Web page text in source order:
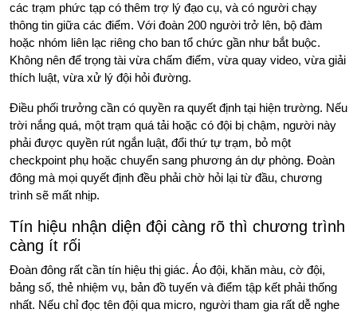
các trạm phức tạp có thêm trợ lý đạo cụ, và có người chạy
thông tin giữa các điểm. Với đoàn 200 người trở lên, bộ đàm
hoặc nhóm liên lạc riêng cho ban tổ chức gần như bắt buộc.
Không nên để trọng tài vừa chấm điểm, vừa quay video, vừa giải
thích luật, vừa xử lý đội hỏi đường.
Điều phối trưởng cần có quyền ra quyết định tại hiện trường. Nếu
trời nắng quá, một trạm quá tải hoặc có đội bị chậm, người này
phải được quyền rút ngắn luật, đổi thứ tự trạm, bỏ một
checkpoint phụ hoặc chuyển sang phương án dự phòng. Đoàn
đông mà mọi quyết định đều phải chờ hỏi lại từ đầu, chương
trình sẽ mất nhịp.
Tín hiệu nhận diện đội càng rõ thì chương trình
càng ít rối
Đoàn đông rất cần tín hiệu thị giác. Áo đội, khăn màu, cờ đội,
bảng số, thẻ nhiệm vụ, bản đồ tuyến và điểm tập kết phải thống
nhất. Nếu chỉ đọc tên đội qua micro, người tham gia rất dễ nghe